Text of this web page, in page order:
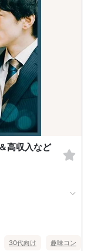
高収入など
30代向け 趣味コン